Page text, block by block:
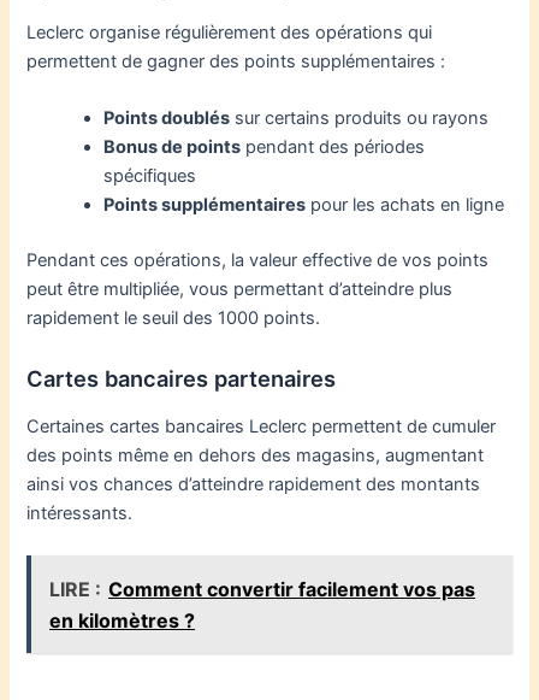
Leclerc organise régulièrement des opérations qui
permettent de gagner des points supplémentaires :
Points doublés sur certains produits ou rayons
Bonus de points pendant des périodes
spécifiques
Points supplémentaires pour les achats en ligne
Pendant ces opérations, la valeur effective de vos points
peut être multipliée, vous permettant d’atteindre plus
rapidement le seuil des 1000 points.
Cartes bancaires partenaires
Certaines cartes bancaires Leclerc permettent de cumuler
des points même en dehors des magasins, augmentant
ainsi vos chances d’atteindre rapidement des montants
intéressants.
LIRE : Comment convertir facilement vos pas
en kilomètres ?